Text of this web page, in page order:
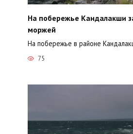
На побережье Кандалакши
моржей
На побережье в районе
75